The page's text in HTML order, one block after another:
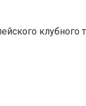
клубного